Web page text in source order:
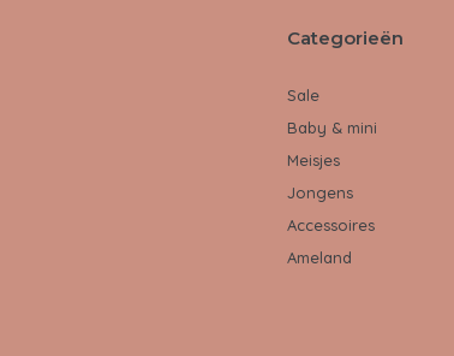
Categorieën
Sale
Baby & mini
Meisjes
Jongens
Accessoires
Ameland